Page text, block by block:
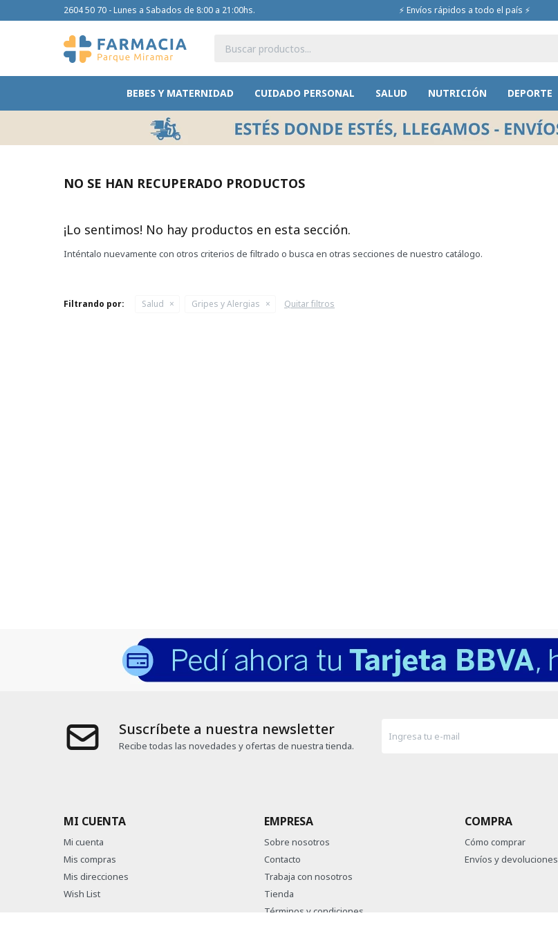
BEBES Y MATERNIDAD CUIDADO PERSONAL SALUD NUTRICIÓN DEPORTE
2604 50 70 - Lunes a Sabados de 8:00 a 21:00hs. ⚡ Envíos rápidos a todo el país ⚡
NO SE HAN RECUPERADO PRODUCTOS
¡Lo sentimos! No hay productos en esta sección.
Inténtalo nuevamente con otros criterios de filtrado o busca en otras secciones de nuestro catálogo.
Filtrando por: Salud Gripes y Alergias Quitar filtros
Suscríbete a nuestra newsletter
Recibe todas las novedades y ofertas de nuestra tienda.
MI CUENTA
Mi cuenta
Mis compras
Mis direcciones
Wish List
EMPRESA
Sobre nosotros
Contacto
Trabaja con nosotros
Tienda
Términos y condiciones
COMPRA
Cómo comprar
Envíos y devoluciones